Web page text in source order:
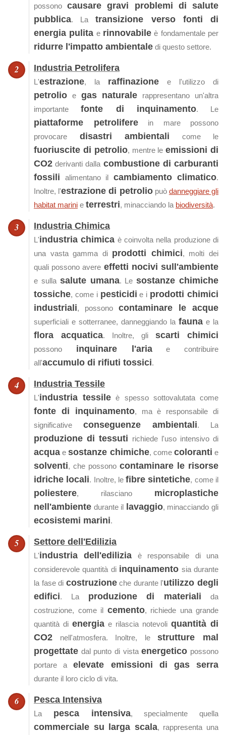
possonocausare gravi problemi di salute
pubblica. Latransizione verso fonti di
energia pulita e rinnovabile è fondamentale per
ridurre l'impatto ambientale di questo settore.
Industria Petrolifera
L'estrazione, la raffinazione e l'utilizzo di
petrolio e gas naturale rappresentano un'altra
importantefonte di inquinamento. Le
piattaforme petroliferein mare possono
provocare disastri ambientali come le
fuoriuscite di petrolio, mentre leemissioni di
CO2 derivanti dalla combustione di carburanti
fossili alimentano il cambiamento climatico.
Inoltre, l'estrazione di petroliopuò danneggiare gli
habitat marini e terrestri, minacciando la biodiversità.
Industria Chimica
L'industria chimica è coinvolta nella produzione di
una vasta gamma di prodotti chimici, molti dei
quali possono avere effetti nocivi sull'ambiente
e sulla salute umana. Lesostanze chimiche
tossiche, come i pesticidi e i prodotti chimici
industriali, possono contaminare le acque
superficiali e sotterranee, danneggiando la fauna e la
flora acquatica. Inoltre, gli scarti chimici
possono inquinare l'ariae contribuire
all'accumulo di rifiuti tossici.
Industria Tessile
L'industria tessile è spesso sottovalutata come
fonte di inquinamento, ma è responsabile di
significative conseguenze ambientali. La
produzione di tessuti richiede l'uso intensivo di
acqua esostanze chimiche, come coloranti e
solventi, che possono contaminare le risorse
idriche locali. Inoltre, lefibre sintetiche, come il
poliestere, rilasciano microplastiche
nell'ambiente durante il lavaggio, minacciando gli
ecosistemi marini.
Settore dell'Edilizia
L'industria dell'edilizia è responsabile di una
considerevole quantità di inquinamento sia durante
la fase di costruzioneche durante l'utilizzo degli
edifici. La produzione di materiali da
costruzione, come il cemento, richiede una grande
quantità di energia e rilascia notevoli quantità di
CO2 nell'atmosfera. Inoltre, lestrutture mal
progettate dal punto di vistaenergetico possono
portare aelevate emissioni di gas serra
durante il loro ciclo di vita.
Pesca Intensiva
La pesca intensiva, specialmente quella
commerciale su larga scala, rappresenta una